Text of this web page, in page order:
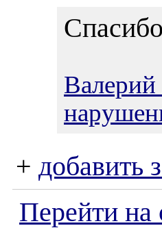
+ добавить
Перейти на